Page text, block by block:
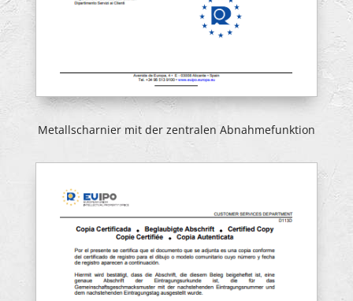
Metallscharnier mit der zentralen Abnahmefunktion